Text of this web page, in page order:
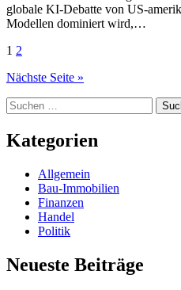
globale KI-Debatte von US-
Modellen dominiert wird,…
Seitennummerierung
der
Beiträge
1 2
Nächste Seite »
Suchen
nach:
Kategorien
Allgemein
Bau-Immobilien
Finanzen
Handel
Politik
Neueste Beiträge